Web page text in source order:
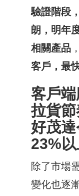
驗證階段
朗，明年
相關產品
客戶，最
客戶端
拉貨
好茂
23%
除了市場
變化也逐